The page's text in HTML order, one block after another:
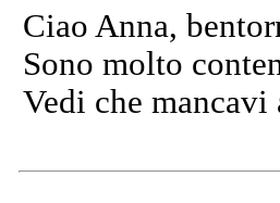
Ciao Anna,
Sono molto
Vedi che